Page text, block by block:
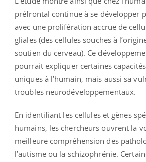
préfrontal continue à se développer
avec une prolifération accrue de
gliales (des cellules souches à
soutien du cerveau). Ce
pourrait expliquer certaines
uniques à l’humain, mais aussi sa
troubles neurodéveloppementaux.
En identifiant les cellules et gènes
humains, les chercheurs ouvrent la
meilleure compréhension des
l’autisme ou la schizophrénie.